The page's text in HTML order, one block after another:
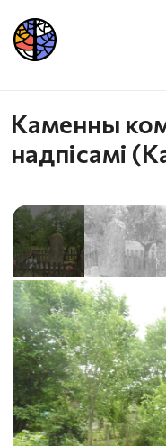
Каменны
надпісамі